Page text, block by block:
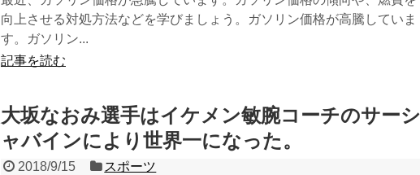
向上させる対処方法などを学びましょう。ガソリン価格が高騰していま
す。ガソリン...
記事を読む
大坂なおみ選手はイケメン敏腕コーチのサーシ
ャバインにより世界一になった。
2018/9/15
スポーツ